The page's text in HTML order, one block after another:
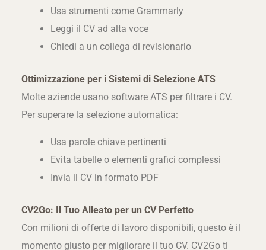
Usa strumenti come Grammarly
Leggi il CV ad alta voce
Chiedi a un collega di revisionarlo
Ottimizzazione per i Sistemi di Selezione ATS
Molte aziende usano software ATS per filtrare i CV.
Per superare la selezione automatica:
Usa parole chiave pertinenti
Evita tabelle o elementi grafici complessi
Invia il CV in formato PDF
CV2Go: Il Tuo Alleato per un CV Perfetto
Con milioni di offerte di lavoro disponibili, questo è il
momento giusto per migliorare il tuo CV. CV2Go ti